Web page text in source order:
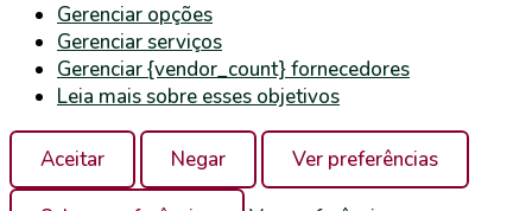
Gerenciar opções
Gerenciar serviços
Gerenciar {vendor_count} fornecedores
Leia mais sobre esses objetivos
Aceitar Negar Ver preferências